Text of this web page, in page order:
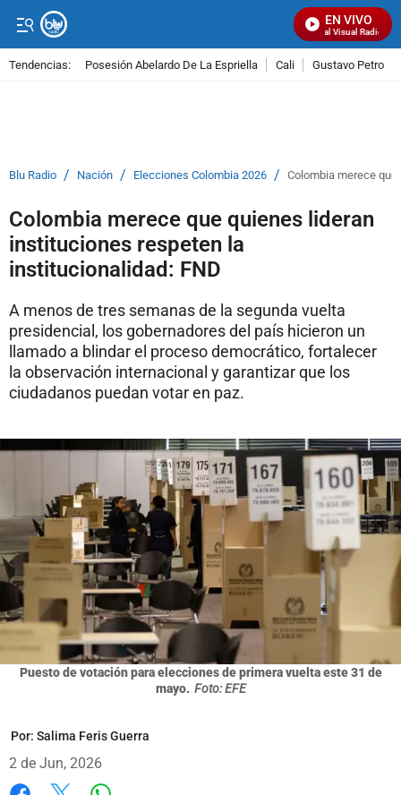
EN VIVO
Señal Visual Radio
Tendencias: Posesión Abelardo De La Espriella Cali Gustavo Petro
Blu Radio / Nación / Elecciones Colombia 2026 / Colombia merece
Colombia merece que quienes lideran
instituciones respeten la
institucionalidad: FND
A menos de tres semanas de la segunda vuelta
presidencial, los gobernadores del país hicieron un
llamado a blindar el proceso democrático, fortalecer
la observación internacional y garantizar que los
ciudadanos puedan votar en paz.
Puesto de votación para elecciones de primera vuelta este 31 de
mayo. Foto: EFE
Por: Salima Feris Guerra
2 de Jun, 2026